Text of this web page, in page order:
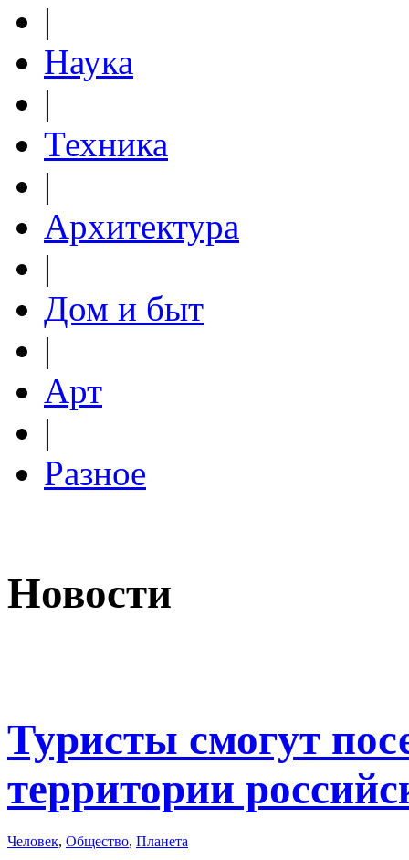
|
Наука
|
Техника
|
Архитектура
|
Дом и быт
|
Арт
|
Разное
Новости
Туристы смогут
территории
Человек, Общество, Планета